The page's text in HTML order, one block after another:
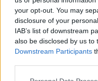
your opt-out. You may
disclosure of your
IAB’s list of downstream
also be disclosed by us to
Downstream Participants
Aukció időpontja: 2014-12-
12:00
MEGTEKINTEM